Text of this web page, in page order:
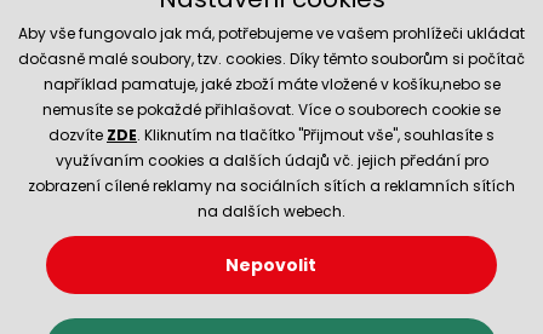
Spolehlivý obchod
© 2026 Hecht.cz
Nastavení cookies
Obchodní podmínky
Aby vše fungovalo jak má, potřebujeme ve vašem prohlížeči ukládat
dočasně malé soubory, tzv. cookies. Díky těmto souborům si počítač
například pamatuje, jaké zboží máte vložené v košíku,nebo se
nemusíte se pokaždé přihlašovat. Více o souborech cookie se
dozvíte ZDE. Kliknutím na tlačítko "Přijmout vše", souhlasíte s
využívaním cookies a dalších údajů vč. jejich předání pro
zobrazení cílené reklamy na sociálních sítích a reklamních sítích
na dalších webech.
Nepovolit